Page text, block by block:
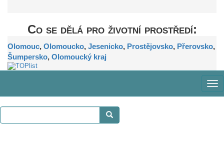
Co se dělá pro životní prostředí:
Olomouc, Olomoucko, Jesenicko, Prostějovsko, Přerovsko,
Šumpersko, Olomoucký kraj